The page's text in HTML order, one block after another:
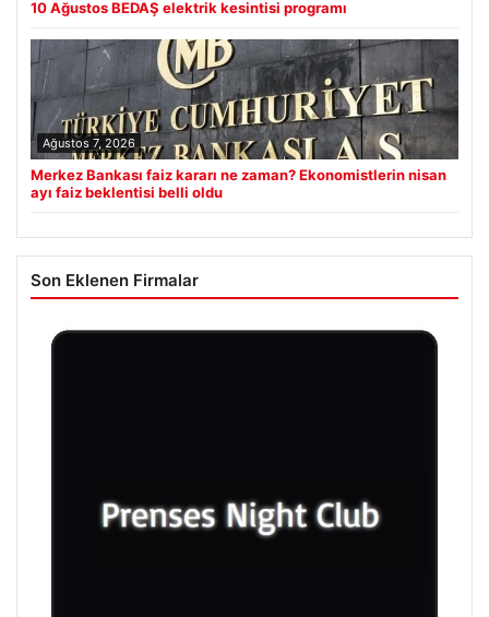
10 Ağustos BEDAŞ elektrik kesintisi programı
Ağustos 7, 2026
Merkez Bankası faiz kararı ne zaman? Ekonomistlerin nisan
ayı faiz beklentisi belli oldu
Son Eklenen Firmalar